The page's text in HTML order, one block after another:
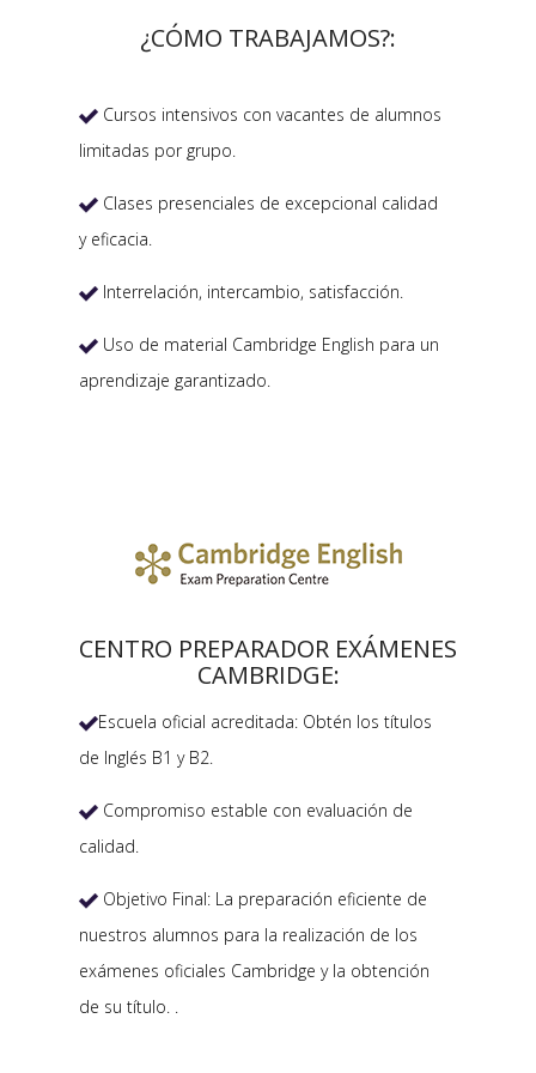
¿CÓMO TRABAJAMOS?:
 Cursos intensivos con vacantes de alumnos
limitadas por grupo.
 Clases presenciales de excepcional calidad
y eficacia.
 Interrelación, intercambio, satisfacción.
 Uso de material Cambridge English para un
aprendizaje garantizado.
CENTRO PREPARADOR EXÁMENES
CAMBRIDGE:
Escuela oficial acreditada: Obtén los títulos
de Inglés B1 y B2.
 Compromiso estable con evaluación de
calidad.
 Objetivo Final: La preparación eficiente de
nuestros alumnos para la realización de los
exámenes oficiales Cambridge y la obtención
de su título. .